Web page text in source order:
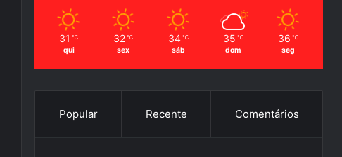
31 ℃
qui
32 ℃
sex
34 ℃
sáb
35 ℃
dom
36 ℃
seg
Popular Recente Comentários